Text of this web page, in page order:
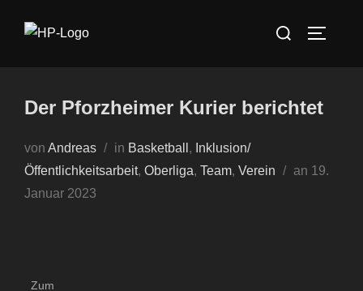
Inhalt
Suchen
Der Pforzheimer Kurier berichtet
von Andreas in Basketball , Inklusion/
Öffentlichkeitsarbeit, Oberliga, Team, Verein an 19.
Januar 2023
Zum